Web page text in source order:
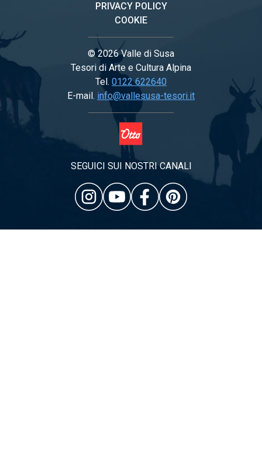
PRIVACY POLICY
COOKIE
© 2026 Valle di Susa
Tesori di Arte e Cultura Alpina
Tel. 0122 622640
E-mail. info@vallesusa-tesori.it
SEGUICI SUI NOSTRI CANALI